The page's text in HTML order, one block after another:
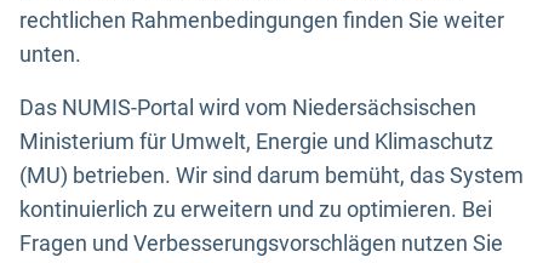
rechtlichen Rahmenbedingungen finden Sie weiter
unten.
Das NUMIS-Portal wird vom Niedersächsischen
Ministerium für Umwelt, Energie und Klimaschutz
(MU) betrieben. Wir sind darum bemüht, das System
kontinuierlich zu erweitern und zu optimieren. Bei
Fragen und Verbesserungsvorschlägen nutzen Sie